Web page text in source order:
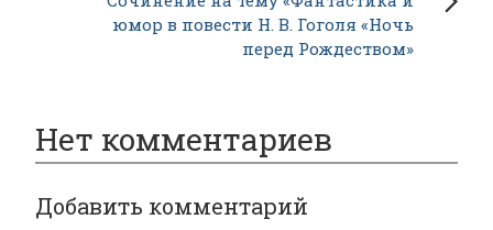
юмор в повести Н. В. Гоголя «Ночь
перед Рождеством»
Нет комментариев
Добавить комментарий